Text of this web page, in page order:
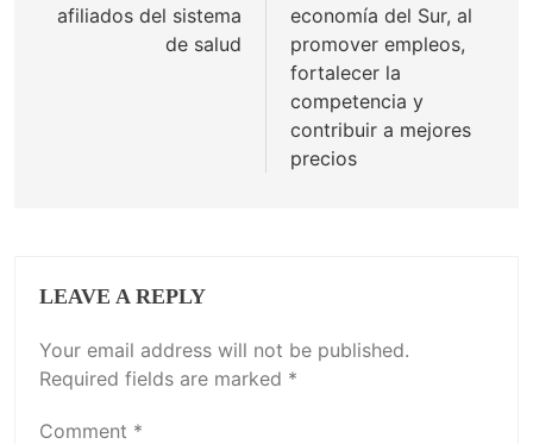
afiliados del sistema
de salud
economía del Sur, al
promover empleos,
fortalecer la
competencia y
contribuir a mejores
precios
LEAVE A REPLY
Your email address will not be published.
Required fields are marked *
Comment *